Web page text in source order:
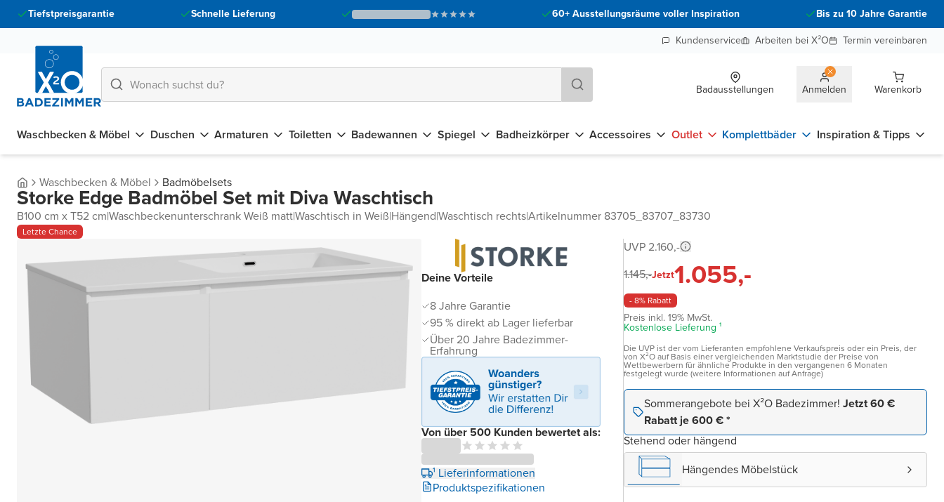
Tiefstpreisgarantie Schnelle Lieferung 60+ Ausstellungsräume voller Inspiration
Bis zu 10 Jahre Garantie
Kundenservice
Arbeiten bei X²O Termin vereinbaren
Badausstellungen Anmelden Warenkorb
Waschbecken & Möbel Duschen Armaturen Toiletten Badewannen Spiegel Badheizkörper Accessoires Outlet Komplettbäder Inspiration & Tipps
Waschbecken & Möbel Badmöbelsets
Storke Edge Badmöbel Set mit Diva Waschtisch
B100 cm x T52 cm|Waschbeckenunterschrank Weiß matt|Waschtisch in Weiß|Hängend|Waschtisch rechts|Artikelnummer 83705_83707_83730
Letzte Chance
Deine Vorteile
8 Jahre Garantie
95 % direkt ab Lager lieferbar
Über 20 Jahre Badezimmer-
Erfahrung
Von über 500 Kunden bewertet als:
¹ Lieferinformationen
Produktspezifikationen
UVP 2.160,-
1.145,-Jetzt1.055,-
- 8% Rabatt
Preis inkl. 19% MwSt.
Kostenlose Lieferung ¹
Die UVP ist der vom Lieferanten empfohlene Verkaufspreis oder ein Preis, der
von X²O auf Basis einer vergleichenden Marktstudie der Preise von
Wettbewerbern für ähnliche Produkte in den vergangenen 6 Monaten
festgelegt wurde (weitere Informationen auf Anfrage)
Sommerangebote bei X²O Badezimmer! Jetzt 60 €
Rabatt je 600 € *
Stehend oder hängend
Hängendes Möbelstück